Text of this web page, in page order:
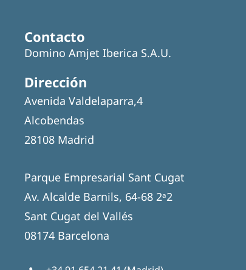
Contacto
Domino Amjet Iberica S.A.U.
Dirección
Avenida Valdelaparra,4
Alcobendas
28108 Madrid
Parque Empresarial Sant Cugat
Av. Alcalde Barnils, 64-68 2ᵃ2
Sant Cugat del Vallés
08174 Barcelona